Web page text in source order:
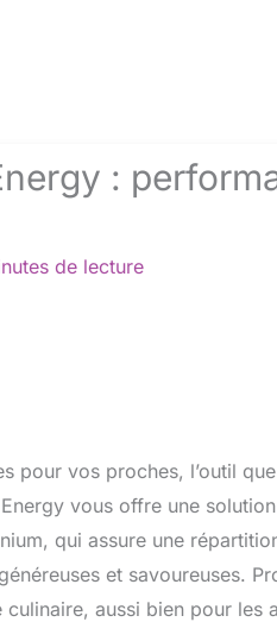
:
de lecture
pour vos proches, l’outil
vous offre une
qui assure une
et savoureuses.
aussi bien pour les